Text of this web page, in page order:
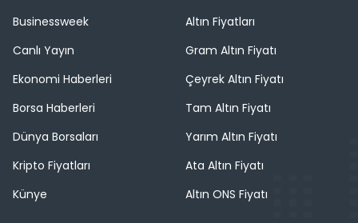
Businessweek
Canlı Yayın
Ekonomi Haberleri
Borsa Haberleri
Dünya Borsaları
Kripto Fiyatları
Künye
Altın Fiyatları
Gram Altın Fiyatı
Çeyrek Altın Fiyatı
Tam Altın Fiyatı
Yarım Altın Fiyatı
Ata Altın Fiyatı
Altın ONS Fiyatı